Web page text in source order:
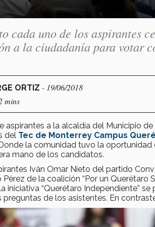
cada uno de los aspirantes
a la ciudadanía para votar
ORTIZ - 19/06/2018
mins
aspirantes a la alcaldía del Municipio
del Tec de Monterrey Campus
la comunidad tuvo la
mano de los candidatos.
Iván Omar Nieto del partido
Pérez de la coalición “Por un
iniciativa “Querétaro Independiente”
de los asistentes. En